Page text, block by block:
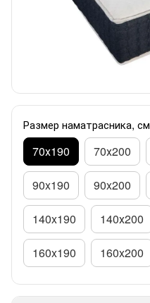
Размер наматрасника, см
70х190 70х200
90x190 90x200
140x190 140х200
160x190 160x200